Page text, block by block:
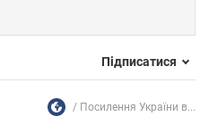
Підписатися
Посилення України в...